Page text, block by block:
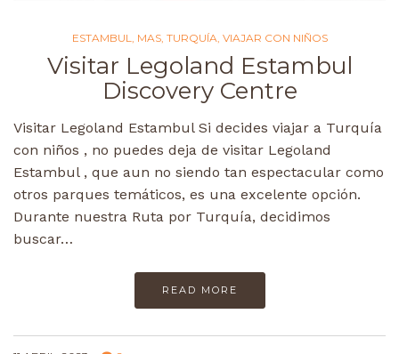
ESTAMBUL, MAS, TURQUÍA, VIAJAR CON NIÑOS
Visitar Legoland Estambul
Discovery Centre
Visitar Legoland Estambul Si decides viajar a Turquía
con niños , no puedes deja de visitar Legoland
Estambul , que aun no siendo tan espectacular como
otros parques temáticos, es una excelente opción.
Durante nuestra Ruta por Turquía, decidimos
buscar…
READ MORE